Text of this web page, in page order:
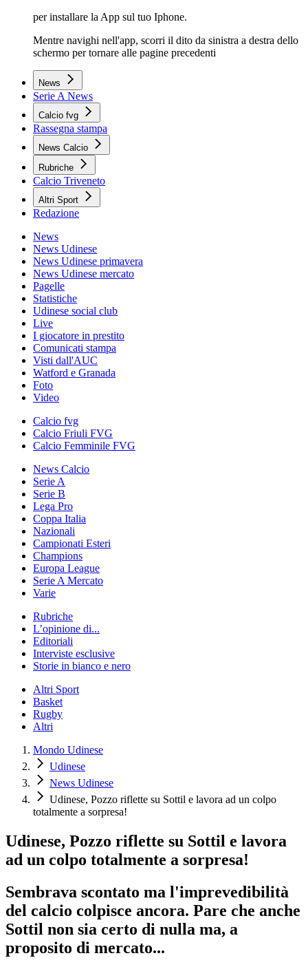
per installare la App sul tuo Iphone.
Mentre navighi nell'app, scorri il dito da sinistra a destra dello
schermo per tornare alle pagine precedenti
News
Serie A News
Calcio fvg
Rassegna stampa
News Calcio
Rubriche
Calcio Triveneto
Altri Sport
Redazione
News
News Udinese
News Udinese primavera
News Udinese mercato
Pagelle
Statistiche
Udinese social club
Live
I giocatore in prestito
Comunicati stampa
Visti dall'AUC
Watford e Granada
Foto
Video
Calcio fvg
Calcio Friuli FVG
Calcio Femminile FVG
News Calcio
Serie A
Serie B
Lega Pro
Coppa Italia
Nazionali
Campionati Esteri
Champions
Europa League
Serie A Mercato
Varie
Rubriche
L’opinione di...
Editoriali
Interviste esclusive
Storie in bianco e nero
Altri Sport
Basket
Rugby
Altri
Mondo Udinese
Udinese
News Udinese
Udinese, Pozzo riflette su Sottil e lavora ad un colpo
totalmente a sorpresa!
Udinese, Pozzo riflette su Sottil e lavora
ad un colpo totalmente a sorpresa!
Sembrava scontato ma l'imprevedibilità
del calcio colpisce ancora. Pare che anche
Sottil non sia certo di nulla ma, a
proposito di mercato...